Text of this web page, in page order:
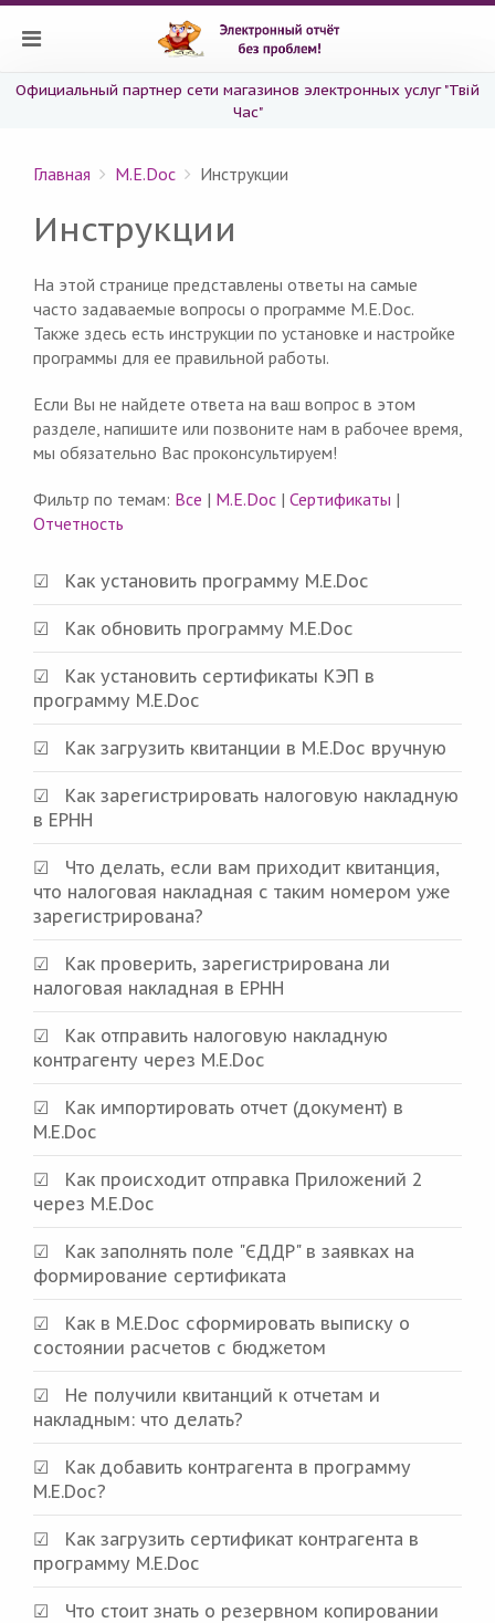
Официальный партнер сети магазинов электронных услуг "Твій
Час"
Главная M.E.Doc Инструкции
Инструкции
На этой странице представлены ответы на самые
часто задаваемые вопросы о программе M.E.Doc.
Также здесь есть инструкции по установке и настройке
программы для ее правильной работы.
Если Вы не найдете ответа на ваш вопрос в этом
разделе, напишите или позвоните нам в рабочее время,
мы обязательно Вас проконсультируем!
Фильтр по темам: Все | M.E.Doc | Сертификаты |
Отчетность
Как установить программу M.E.Doc
Как обновить программу M.E.Doc
Как установить сертификаты КЭП в
программу M.E.Doc
Как загрузить квитанции в M.E.Doc вручную
Как зарегистрировать налоговую накладную
в ЕРНН
Что делать, если вам приходит квитанция,
что налоговая накладная с таким номером уже
зарегистрирована?
Как проверить, зарегистрирована ли
налоговая накладная в ЕРНН
Как отправить налоговую накладную
контрагенту через M.E.Doc
Как импортировать отчет (документ) в
M.E.Doc
Как происходит отправка Приложений 2
через M.E.Doc
Как заполнять поле "ЄДДР" в заявках на
формирование сертификата
Как в M.E.Doc сформировать выписку о
состоянии расчетов с бюджетом
Не получили квитанций к отчетам и
накладным: что делать?
Как добавить контрагента в программу
M.E.Doc?
Как загрузить сертификат контрагента в
программу M.E.Doc
Что стоит знать о резервном копировании